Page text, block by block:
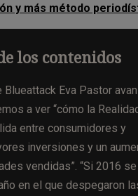
y más método
los contenidos
Eva Pastor
a ver “cómo la
entre consumidores y
inversiones y un
vendidas”. “Si 2016 se
en el que despegaron